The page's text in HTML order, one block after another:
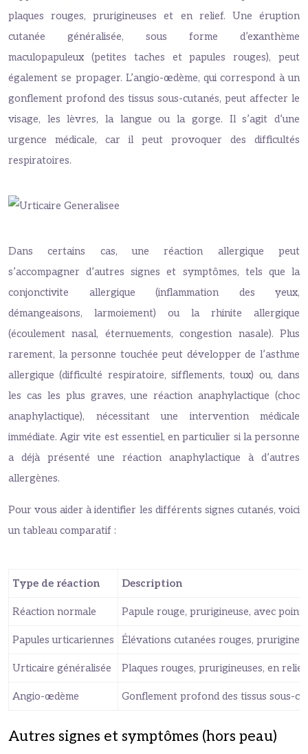
plaques rouges, prurigineuses et en relief. Une éruption
cutanée généralisée, sous forme d’exanthème
maculopapuleux (petites taches et papules rouges), peut
également se propager. L’angio-œdème, qui correspond à un
gonflement profond des tissus sous-cutanés, peut affecter le
visage, les lèvres, la langue ou la gorge. Il s’agit d’une
urgence médicale, car il peut provoquer des difficultés
respiratoires.
Dans certains cas, une réaction allergique peut
s’accompagner d’autres signes et symptômes, tels que la
conjonctivite allergique (inflammation des yeux,
démangeaisons, larmoiement) ou la rhinite allergique
(écoulement nasal, éternuements, congestion nasale). Plus
rarement, la personne touchée peut développer de l’asthme
allergique (difficulté respiratoire, sifflements, toux) ou, dans
les cas les plus graves, une réaction anaphylactique (choc
anaphylactique), nécessitant une intervention médicale
immédiate. Agir vite est essentiel, en particulier si la personne
a déjà présenté une réaction anaphylactique à d’autres
allergènes.
Pour vous aider à identifier les différents signes cutanés, voici
un tableau comparatif :
Type de réaction Description
Réaction normale Papule rouge, prurigineuse, avec point
Papules urticariennes Élévations cutanées rouges,
Urticaire généralisée Plaques rouges, prurigineuses, en
Angio-œdème Gonflement profond des tissus sous-
Autres signes et symptômes (hors peau)